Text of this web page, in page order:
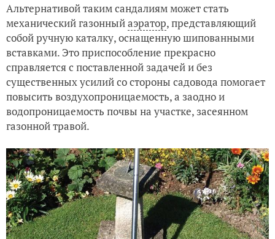
Альтернативой таким сандалиям может стать
механический газонныйаэратор, представляющий
собой ручную каталку, оснащенную шипованными
вставками. Это приспособление прекрасно
справляется с поставленной задачей и без
существенных усилий со стороны садовода помогает
повысить воздухопроницаемость, а заодно и
водопроницаемость почвы на участке, засеянном
газонной травой.